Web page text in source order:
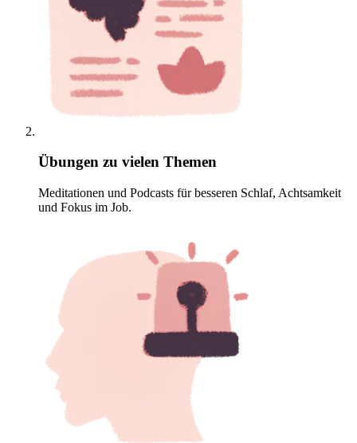
Übungen zu vielen Themen
Meditationen und Podcasts für besseren Schlaf, Achtsamkeit
und Fokus im Job.